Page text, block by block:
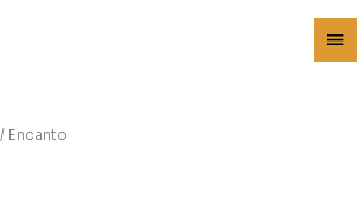
/ Encanto